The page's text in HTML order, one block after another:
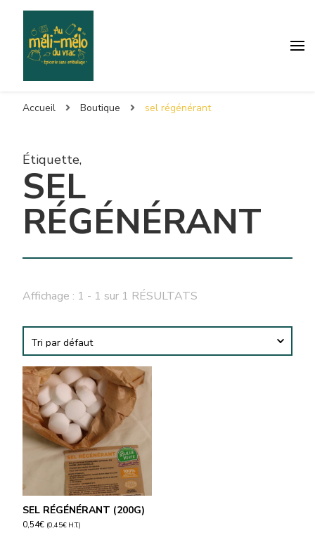
Accueil Boutique sel régénérant
Étiquette,
SEL
RÉGÉNÉRANT
Affichage : 1 - 1 sur 1 RÉSULTATS
SEL RÉGÉNÉRANT (200G)
0,54€ (0,45€ H.T.)